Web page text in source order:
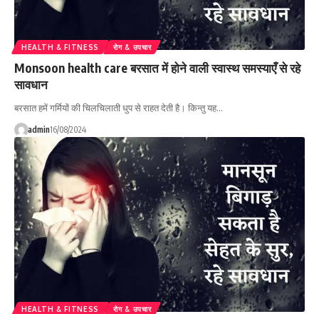
HEALTH & FITNESS रोग & उपचार
Monsoon health care बरसात में होने वाली स्वास्थ समस्याएँ से रहे
सावधान
बरसात हमें गर्मियों की चिलचिलाती धुप से राहत देती है। किन्तु यह…
admin16/08/2024
HEALTH & FITNESS रोग & उपचार